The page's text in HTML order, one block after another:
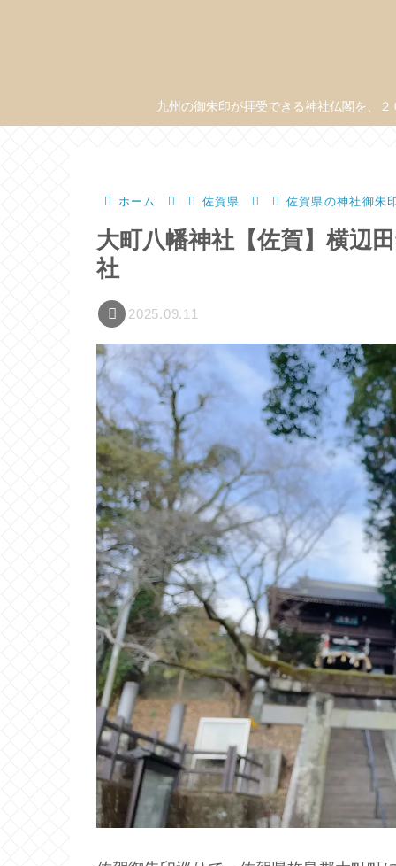
九州の御朱印が拝受できる神社仏閣を、
ホーム 佐賀県 佐賀県の神社御朱
大町八幡神社【佐賀】横辺
社
2025.09.11